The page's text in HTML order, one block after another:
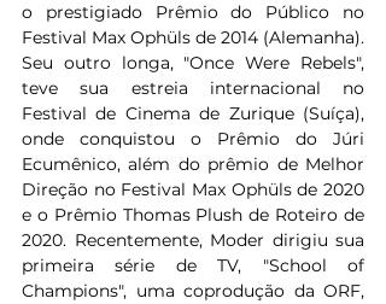
o prestigiado Prêmio do Público no
Festival Max Ophüls de 2014 (Alemanha).
Seu outro longa, "Once Were Rebels",
teve sua estreia internacional no
Festival de Cinema de Zurique (Suíça),
onde conquistou o Prêmio do Júri
Ecumênico, além do prêmio de Melhor
Direção no Festival Max Ophüls de 2020
e o Prêmio Thomas Plush de Roteiro de
2020. Recentemente, Moder dirigiu sua
primeira série de TV, "School of
Champions", uma coprodução da ORF,